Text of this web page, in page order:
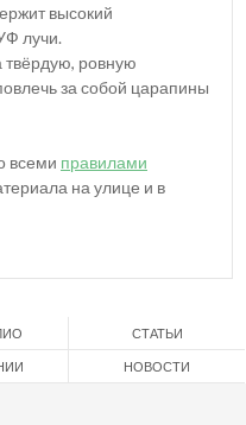
высокий
лучи.
твёрдую, ровную
за собой царапины
всеми правилами
на улице и в
СТАТЬИ
НОВОСТИ